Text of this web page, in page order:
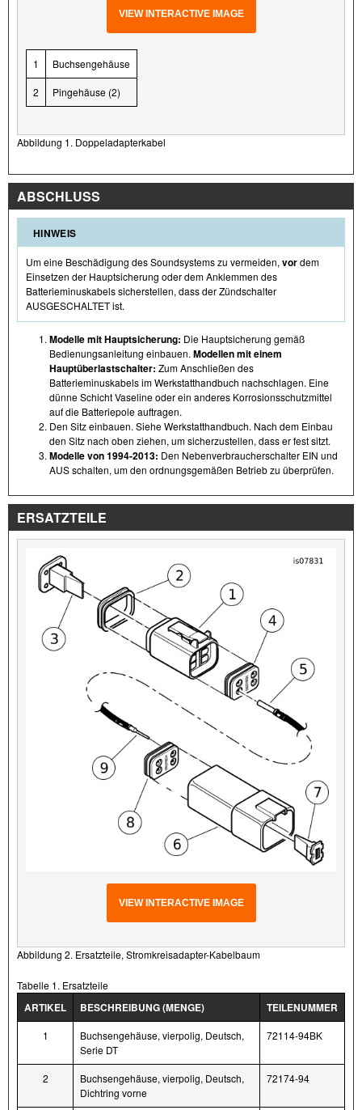
VIEW INTERACTIVE IMAGE
1 Buchsengehäuse
2 Pingehäuse (2)
Abbildung 1. Doppeladapterkabel
ABSCHLUSS
HINWEIS
Um eine Beschädigung des Soundsystems zu vermeiden, vordem
Einsetzen der Hauptsicherung oder dem Anklemmen des
Batterieminuskabels sicherstellen, dass der Zündschalter
AUSGESCHALTET ist.
Modelle mit Hauptsicherung: Die Hauptsicherung gemäß
Bedienungsanleitung einbauen. Modellen mit einem
Hauptüberlastschalter: Zum Anschließen des
Batterieminuskabels im Werkstatthandbuch nachschlagen. Eine
dünne Schicht Vaseline oder ein anderes Korrosionsschutzmittel
auf die Batteriepole auftragen.
Den Sitz einbauen. Siehe Werkstatthandbuch. Nach dem Einbau
den Sitz nach oben ziehen, um sicherzustellen, dass er fest sitzt.
Modelle von 1994-2013: Den Nebenverbraucherschalter EIN und
AUS schalten, um den ordnungsgemäßen Betrieb zu überprüfen.
ERSATZTEILE
VIEW INTERACTIVE IMAGE
Abbildung 2. Ersatzteile, Stromkreisadapter-Kabelbaum
Tabelle 1. Ersatzteile
ARTIKEL BESCHREIBUNG (MENGE) TEILENUMMER
1
Buchsengehäuse, vierpolig, Deutsch,
Serie DT
72114-94BK
2
Buchsengehäuse, vierpolig, Deutsch,
Dichtring vorne
72174-94